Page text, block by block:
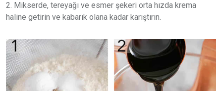
2. Mikserde, tereyağı ve esmer şekeri orta hızda krema
haline getirin ve kabarık olana kadar karıştırın.